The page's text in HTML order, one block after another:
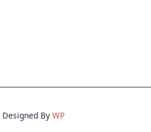
Designed ByWP